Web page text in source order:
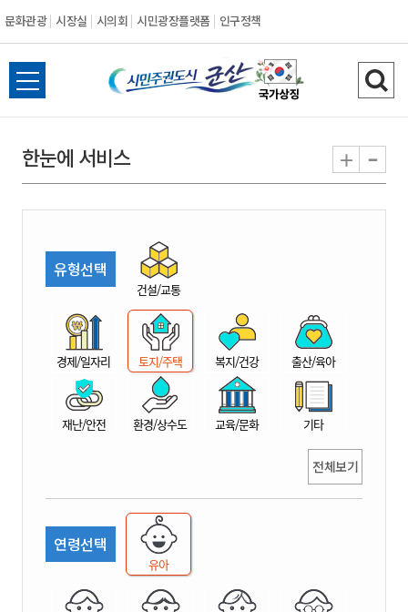
문화관광 시장실 시의회 시민광장플랫폼 인구정책
시
민
권
시
산
전
체
뉴
열
검
색
기
한눈에 서비스 + -
유형선택
건설/교통
경제/일자리 토지/주택 복지/건강 출산/육아
재난/안전 환경/상수도 교육/문화 기타
전체보기
연령선택
유아